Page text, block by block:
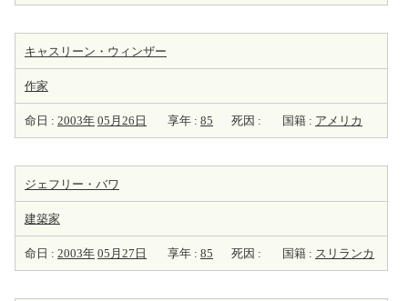
キャスリーン・ウィンザー
作家
命日 : 2003年 05月26日 享年 : 85 死因 : 国籍 : アメリカ
ジェフリー・バワ
建築家
命日 : 2003年 05月27日 享年 : 85 死因 : 国籍 : スリランカ